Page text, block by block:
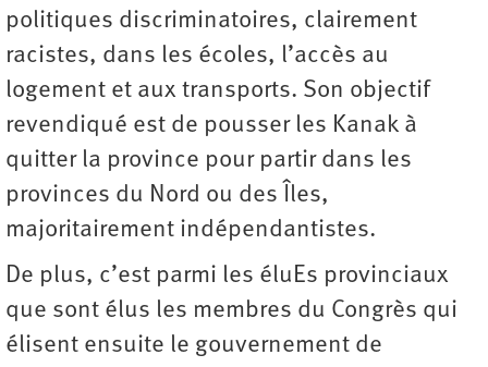
politiques discriminatoires, clairement
racistes, dans les écoles, l’accès au
logement et aux transports. Son objectif
revendiqué est de pousser les Kanak à
quitter la province pour partir dans les
provinces du Nord ou des Îles,
majoritairement indépendantistes.
De plus, c’est parmi les éluEs provinciaux
que sont élus les membres du Congrès qui
élisent ensuite le gouvernement de